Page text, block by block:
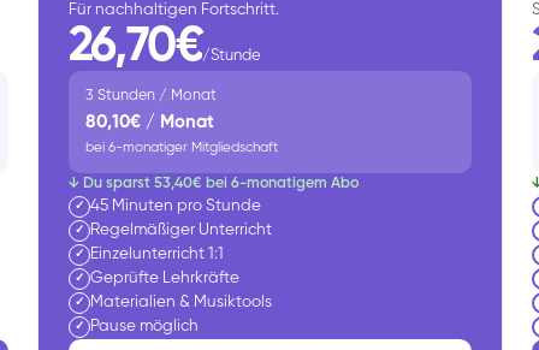
Für nachhaltigen Fortschritt.
26,70€/Stunde
3 Stunden / Monat
80,10€ / Monat
bei 6-monatiger Mitgliedschaft
↓ Du sparst 53,40€ bei 6-monatigem Abo
✓ 45 Minuten pro Stunde
✓ Regelmäßiger Unterricht
✓ Einzelunterricht 1:1
✓ Geprüfte Lehrkräfte
✓ Materialien & Musiktools
✓ Pause möglich